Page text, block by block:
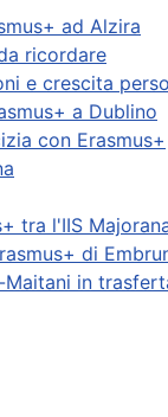
ad Alzira
ricordare
e crescita
a Dublino
con Erasmus+
tra l'IIS
di
in